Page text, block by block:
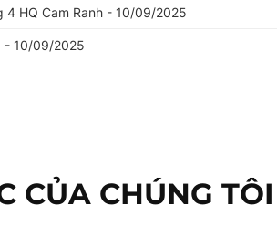
4 HQ Cam Ranh - 10/09/2025
- 10/09/2025
CỦA CHÚNG TÔI